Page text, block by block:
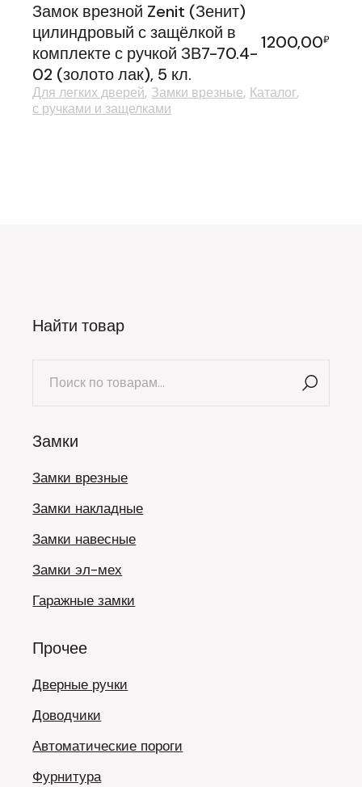
Замок врезной Zenit (Зенит)
цилиндровый с защёлкой в
комплекте с ручкой ЗВ7-70.4-
02 (золото лак), 5 кл.
1200,00₽
Для легких дверей Замки врезные Каталог
с ручками и защелками
Найти товар
Замки
Замки врезные
Замки накладные
Замки навесные
Замки эл-мех
Гаражные замки
Прочее
Дверные ручки
Доводчики
Автоматические пороги
Фурнитура